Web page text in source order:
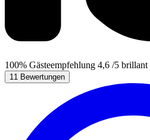
100% Gästeempfehlung 4,6 /5 brillant
11 Bewertungen